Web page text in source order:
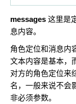
messages 这里是
息内容。
角色定位和消息内
文本内容是基本，
对方的角色定位来
名，一般来说不会
非必须参数。